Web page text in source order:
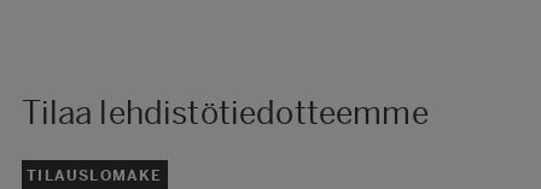
Tilaa lehdistötiedotteemme
TILAUSLOMAKE